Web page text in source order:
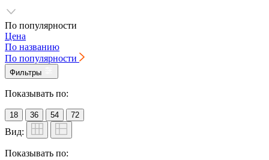
По популярности
Цена
По названию
По популярности
Фильтры
Показывать по:
18 36 54 72
Вид:
Показывать по: